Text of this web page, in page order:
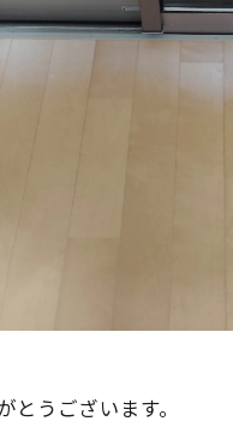
とうございます。